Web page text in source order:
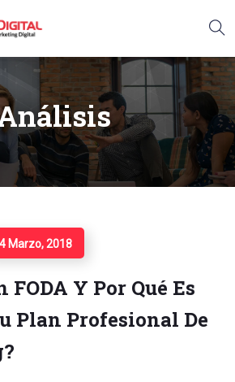
Marzo, 2018
FODA Y Por Qué Es
Plan Profesional De